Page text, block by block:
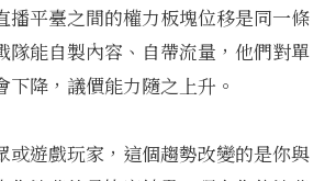
播平臺之間的權力板塊位移是同一條
隊能自製內容、自帶流量，他們對單
下降，議價能力隨之上升。
或遊戲玩家，這個趨勢改變的是你與